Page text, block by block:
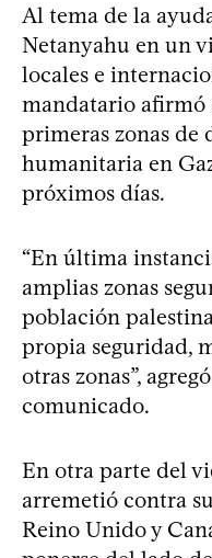
Al tema de la
Netanyahu en un
locales e
mandatario afirmó
primeras zonas
humanitaria en
próximos días.
“En última
amplias zonas
población
propia seguridad,
otras zonas”,
comunicado.
En otra parte del
arremetió contra
Reino Unido y